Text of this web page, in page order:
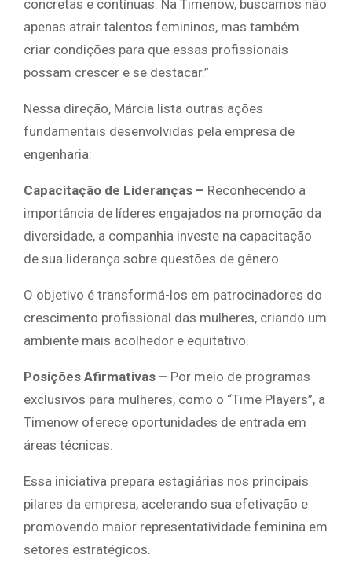
concretas e contínuas. Na Timenow, buscamos não
apenas atrair talentos femininos, mas também
criar condições para que essas profissionais
possam crescer e se destacar.”
Nessa direção, Márcia lista outras ações
fundamentais desenvolvidas pela empresa de
engenharia:
Capacitação de Lideranças – Reconhecendo a
importância de líderes engajados na promoção da
diversidade, a companhia investe na capacitação
de sua liderança sobre questões de gênero.
O objetivo é transformá-los em patrocinadores do
crescimento profissional das mulheres, criando um
ambiente mais acolhedor e equitativo.
Posições Afirmativas – Por meio de programas
exclusivos para mulheres, como o “Time Players”, a
Timenow oferece oportunidades de entrada em
áreas técnicas.
Essa iniciativa prepara estagiárias nos principais
pilares da empresa, acelerando sua efetivação e
promovendo maior representatividade feminina em
setores estratégicos.